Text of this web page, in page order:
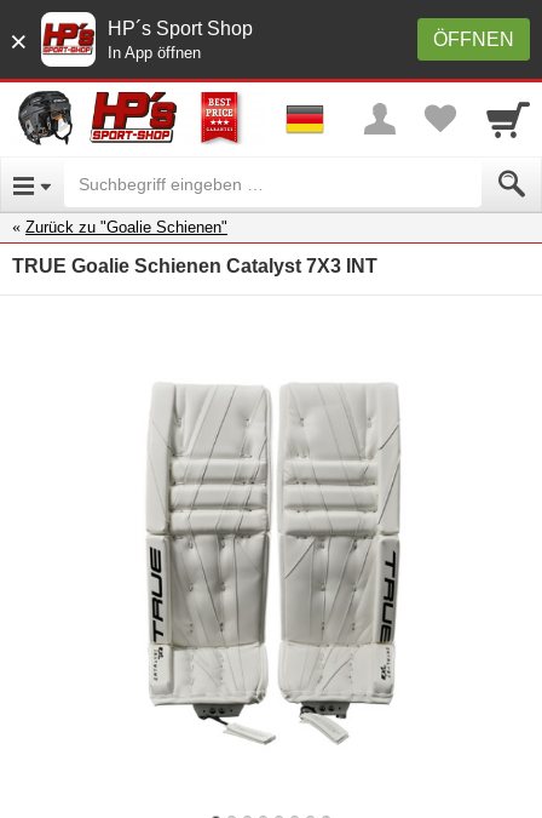
× ÖFFNEN
HP´s Sport Shop
In App öffnen
Zurück zu "Goalie Schienen"
TRUE Goalie Schienen Catalyst 7X3 INT